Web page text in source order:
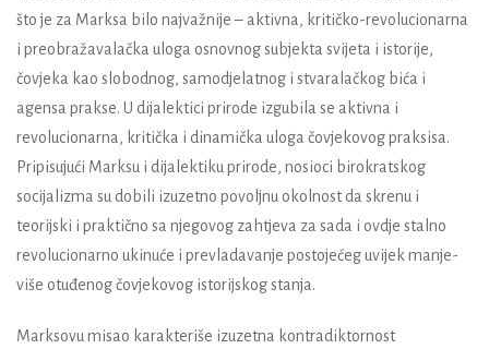
što je za Marksa bilo najvažnije – aktivna, kritičko-revolucionarna
i preobražavalačka uloga osnovnog subjekta svijeta i istorije,
čovjeka kao slobodnog, samodjelatnog i stvaralačkog bića i
agensa prakse. U dijalektici prirode izgubila se aktivna i
revolucionarna, kritička i dinamička uloga čovjekovog praksisa.
Pripisujući Marksu i dijalektiku prirode, nosioci birokratskog
socijalizma su dobili izuzetno povoljnu okolnost da skrenu i
teorijski i praktično sa njegovog zahtjeva za sada i ovdje stalno
revolucionarno ukinuće i prevladavanje postojećeg uvijek manje-
više otuđenog čovjekovog istorijskog stanja.
Marksovu misao karakteriše izuzetna kontradiktornost